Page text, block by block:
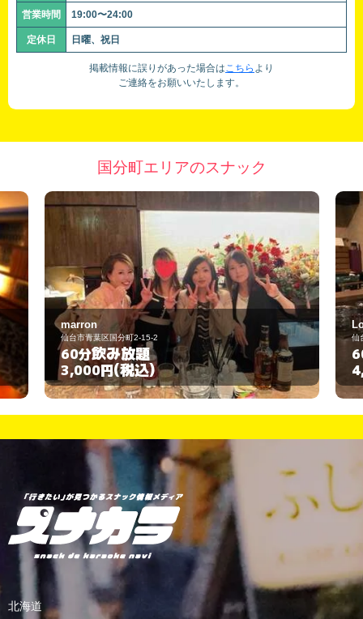
営業時間 19:00〜24:00
定休日 日曜、祝日
掲載情報に誤りがあった場合はこちら より
ご連絡をお願いいたします。
国分町エリアのスナック
Lounge 月の華
仙台市青葉区国分町2丁目10-17
60分飲み放題
4,000円(税込)
北海道